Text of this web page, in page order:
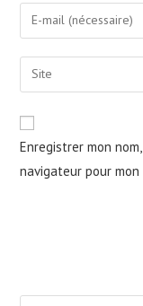
Enregistrer mon
navigateur pour